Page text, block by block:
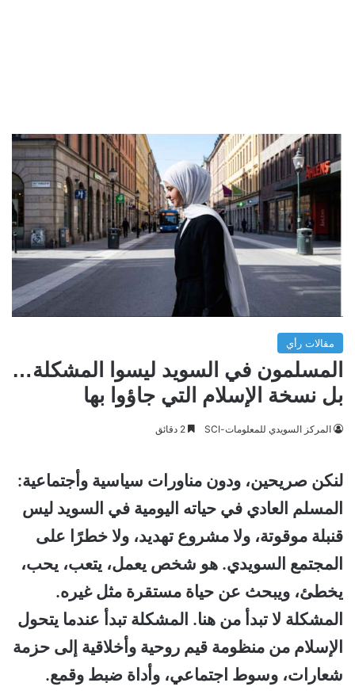
مقالات رأي
المسلمون في السويد ليسوا المشكلة…
بل نسخة الإسلام التي جاؤوا بها
المركز السويدي للمعلومات-SCI
لنكن صريحين، ودون مناورات سياسية وأجتماعية:
المسلم العادي في حياته اليومية في السويد ليس
قنبلة موقوتة، ولا مشروع تهديد، ولا خطرًا على
المجتمع السويدي. هو شخص يعمل، يتعب، يحب،
يخطئ، ويبحث عن حياة مستقرة مثل غيره.
المشكلة لا تبدأ من هنا. المشكلة تبدأ عندما يتحول
الإسلام من منظومة قيم روحية وأخلاقية إلى حزمة
شعارات، وسوط اجتماعي، وأداة ضبط وقمع.